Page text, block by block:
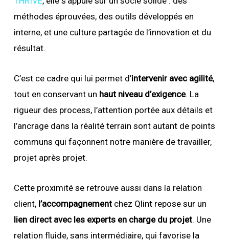
méthodes éprouvées, des outils développés en
interne, et une culture partagée de l’innovation et du
résultat.
C’est ce cadre qui lui permet d’intervenir avec agilité,
tout en conservant un haut niveau d’exigence. La
rigueur des process, l’attention portée aux détails et
l’ancrage dans la réalité terrain sont autant de points
communs qui façonnent notre manière de travailler,
projet après projet.
Cette proximité se retrouve aussi dans la relation
client, l’accompagnementchez Qlint repose sur un
lien direct avec les experts en charge du projet. Une
relation fluide, sans intermédiaire, qui favorise la